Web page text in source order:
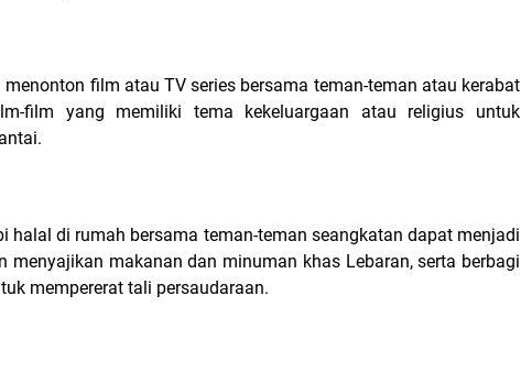
film atau TV series bersama teman-teman atau kerabat
film yang memiliki tema kekeluargaan atau religius untuk
di rumah bersama teman-teman seangkatan dapat menjadi
menyajikan makanan dan minuman khas Lebaran, serta berbagi
mempererat tali persaudaraan.